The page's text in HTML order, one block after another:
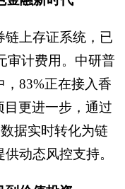
链上存证系统，已
审计费用。中研普
83%正在接入香
目更进一步，通过
据实时转化为链
动态风控支持。